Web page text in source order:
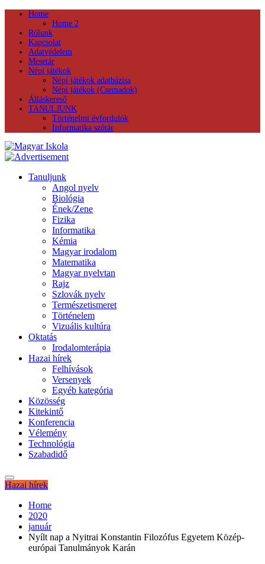
Home
Home 2
Rólunk
Kapcsolat
Adatvédelem
Mesetár
Népi játékok
Népi játékok adatbázisa
Népi játékok (Csemadok)
Álláskereső
TANULJUNK
Történelmi évfordulók
Informatika szótár
Tanuljunk
Angol nyelv
Biológia
Ének/Zene
Fizika
Informatika
Kémia
Magyar irodalom
Matematika
Magyar nyelvtan
Rajz
Szlovák nyelv
Természetismeret
Történelem
Vizuális kultúra
Oktatás
Irodalomterápia
Hazai hírek
Felhívások
Versenyek
Egyéb kategória
Közösség
Kitekintő
Konferencia
Vélemény
Technológia
Szabadidő
Hazai hírek
Home
2020
január
Nyílt nap a Nyitrai Konstantin Filozófus Egyetem Közép-
európai Tanulmányok Karán